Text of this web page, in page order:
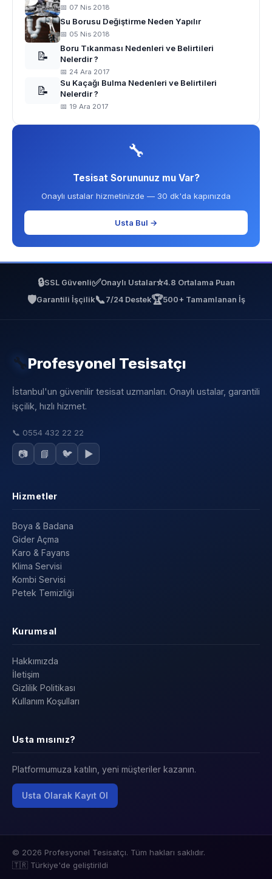
📅 07 Nis 2018
Su Borusu Değiştirme Neden Yapılır
📅 05 Nis 2018
📝
Boru Tıkanması Nedenleri ve Belirtileri
Nelerdir ?
📅 24 Ara 2017
📝
Su Kaçağı Bulma Nedenleri ve Belirtileri
Nelerdir ?
📅 19 Ara 2017
🔧
Tesisat Sorununuz mu Var?
Onaylı ustalar hizmetinizde — 30 dk'da kapınızda
Usta Bul →
🔒SSL Güvenli✅Onaylı Ustalar⭐4.8 Ortalama Puan
🛡️Garantili İşçilik📞 7/24 Destek🏆500+ Tamamlanan İş
🔧Profesyonel Tesisatçı
İstanbul'un güvenilir tesisat uzmanları. Onaylı ustalar, garantili
işçilik, hızlı hizmet.
📞 0554 432 22 22
📷 📘 🐦 ▶️
Hizmetler
Boya & Badana
Gider Açma
Karo & Fayans
Klima Servisi
Kombi Servisi
Petek Temizliği
Kurumsal
Hakkımızda
İletişim
Gizlilik Politikası
Kullanım Koşulları
Usta mısınız?
Platformumuza katılın, yeni müşteriler kazanın.
Usta Olarak Kayıt Ol
© 2026 Profesyonel Tesisatçı. Tüm hakları saklıdır.
🇹🇷 Türkiye'de geliştirildi